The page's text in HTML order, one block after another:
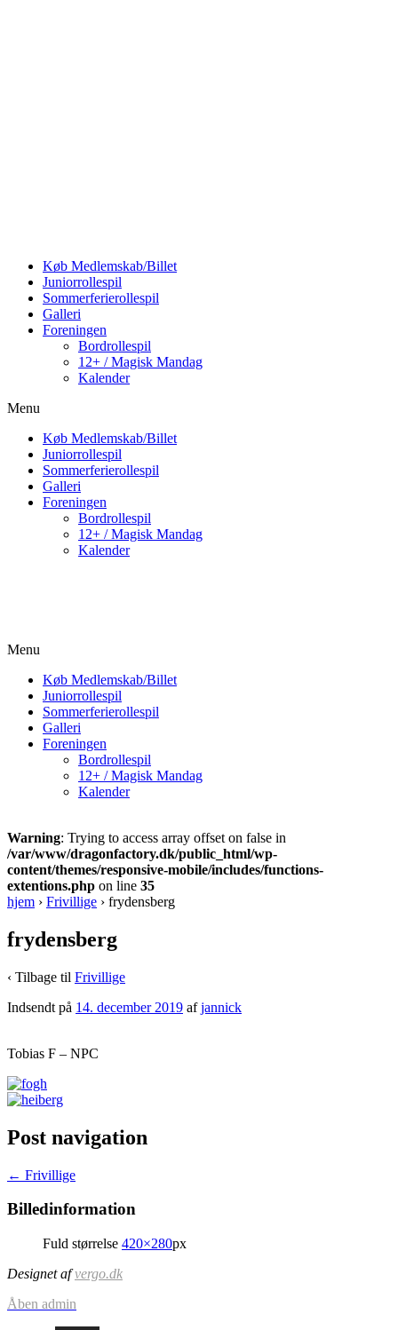
Køb Medlemskab/Billet
Juniorrollespil
Sommerferierollespil
Galleri
Foreningen
Bordrollespil
12+ / Magisk Mandag
Kalender
Menu
Køb Medlemskab/Billet
Juniorrollespil
Sommerferierollespil
Galleri
Foreningen
Bordrollespil
12+ / Magisk Mandag
Kalender
Menu
Køb Medlemskab/Billet
Juniorrollespil
Sommerferierollespil
Galleri
Foreningen
Bordrollespil
12+ / Magisk Mandag
Kalender
Warning: Trying to access array offset on false in
/var/www/dragonfactory.dk/public_html/wp-
content/themes/responsive-mobile/includes/functions-
extentions.php on line 35
hjem › Frivillige › frydensberg
frydensberg
‹ Tilbage til Frivillige
Indsendt på 14. december 2019 afjannick
Tobias F – NPC
Post navigation
← Frivillige
Billedinformation
Fuld størrelse 420×280px
Designet afvergo.dk
Åben admin